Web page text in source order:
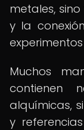
metales,
y la
Muchos
contienen
alquímicas,
y